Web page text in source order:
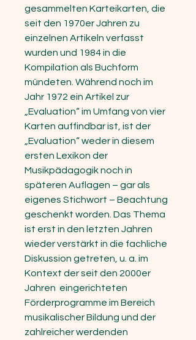
gesammelten Karteikarten, die
seit den 1970er Jahren zu
einzelnen Artikeln verfasst
wurden und 1984 in die
Kompilation als Buchform
mündeten. Während noch im
Jahr 1972 ein Artikel zur
„Evaluation“ im Umfang von vier
Karten auffindbar ist, ist der
„Evaluation“ weder in diesem
ersten Lexikon der
Musikpädagogik noch in
späteren Auflagen – gar als
eigenes Stichwort – Beachtung
geschenkt worden. Das Thema
ist erst in den letzten Jahren
wieder verstärkt in die fachliche
Diskussion getreten, u. a. im
Kontext der seit den 2000er
Jahren eingerichteten
Förderprogramme im Bereich
musikalischer Bildung und der
zahlreicher werdenden